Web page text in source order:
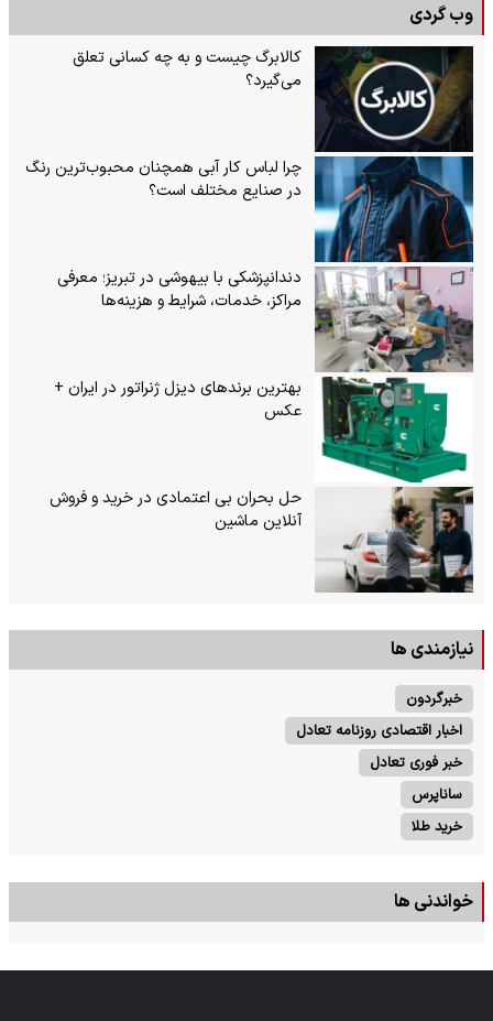
وب گردی
کالابرگ چیست و به چه کسانی تعلق
می‌گیرد؟
چرا لباس کار آبی همچنان محبوب‌ترین رنگ
در صنایع مختلف است؟
دندانپزشکی با بیهوشی در تبریز؛ معرفی
مراکز، خدمات، شرایط و هزینه‌ها
بهترین برندهای دیزل ژنراتور در ایران +
عکس
حل بحران بی‌ اعتمادی در خرید و فروش
آنلاین ماشین
نیازمندی ها
خبرگردون
اخبار اقتصادی روزنامه تعادل
خبر فوری تعادل
ساناپرس
خرید طلا
خواندنی ها